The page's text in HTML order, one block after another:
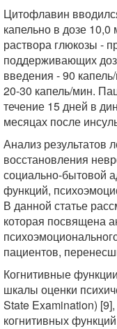
Цитофлавин
капельно в дозе
раствора глюкозы -
поддерживающих
введения - 90
20-30 капель/мин.
течение 15 дней в
месяцах после
Анализ результатов
восстановления
социально-бытовой
функций,
В данной статье
которая посвящена
пациентов,
Когнитивные
шкалы оценки
State Examination)
когнитивных